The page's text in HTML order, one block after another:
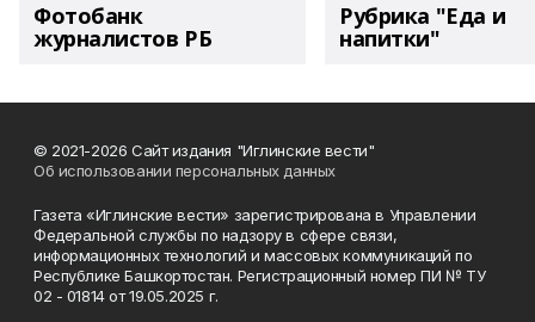
Фотобанк
журналистов РБ
Рубрика "Еда и
напитки"
© 2021-2026 Сайт издания "Иглинские вести"
Об использовании персональных данных
Газета «Иглинские вести» зарегистрирована в Управлении
Федеральной службы по надзору в сфере связи,
информационных технологий и массовых коммуникаций по
Республике Башкортостан. Регистрационный номер ПИ № ТУ
02 - 01814 от 19.05.2025 г.